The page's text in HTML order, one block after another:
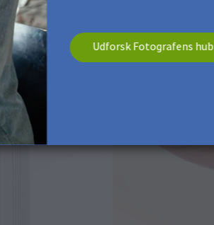
Udforsk Fotografens hub